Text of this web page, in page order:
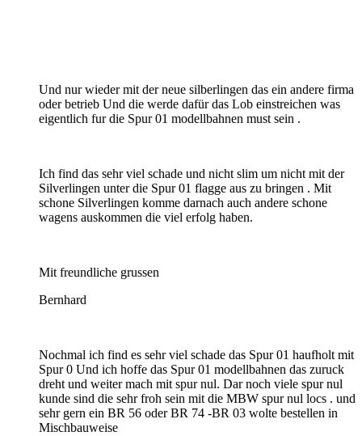
Und nur wieder mit der neue silberlingen das ein andere firma
oder betrieb Und die werde dafür das Lob einstreichen was
eigentlich fur die Spur 01 modellbahnen must sein .
Ich find das sehr viel schade und nicht slim um nicht mit der
Silverlingen unter die Spur 01 flagge aus zu bringen . Mit
schone Silverlingen komme darnach auch andere schone
wagens auskommen die viel erfolg haben.
Mit freundliche grussen
Bernhard
Nochmal ich find es sehr viel schade das Spur 01 haufholt mit
Spur 0 Und ich hoffe das Spur 01 modellbahnen das zuruck
dreht und weiter mach mit spur nul. Dar noch viele spur nul
kunde sind die sehr froh sein mit die MBW spur nul locs . und
sehr gern ein BR 56 oder BR 74 -BR 03 wolte bestellen in
Mischbauweise